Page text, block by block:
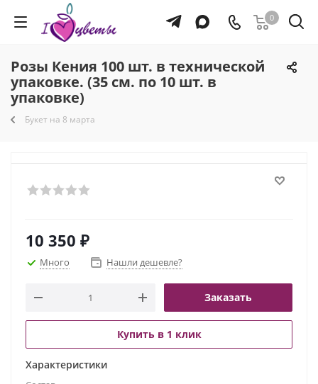
0
Розы Кения 100 шт. в технической
упаковке. (35 см. по 10 шт. в
упаковке)
Букет на 8 марта
10 350 ₽
Много Нашли дешевле?
Заказать
Купить в 1 клик
Характеристики